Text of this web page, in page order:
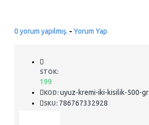
0 yorum yapılmış. - Yorum Yap
STOK:
199
KOD: uyuz-kremi-iki-kisilik-500-gr
SKU: 786767332928